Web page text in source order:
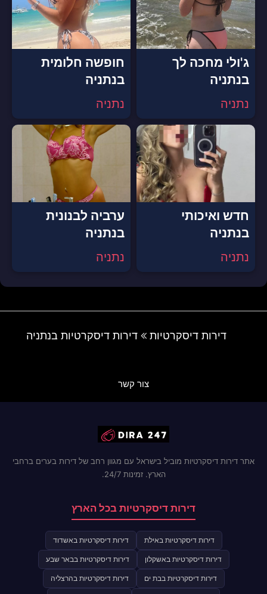
ג'ולי מחכה לך
בנתניה
נתניה
חופשה חלומית
בנתניה
נתניה
חדש ואיכותי
בנתניה
נתניה
ערביה לבנונית
בנתניה
נתניה
דירות דיסקרטיות דירות דיסקרטיות בנתניה
צור קשר
אתר דירות דיסקרטיות מוביל בישראל עם מגוון רחב של דירות בערים ברחבי
הארץ. זמינות 24/7.
דירות דיסקרטיות בכל הארץ
דירות דיסקרטיות באילת דירות דיסקרטיות באשדוד
דירות דיסקרטיות באשקלון דירות דיסקרטיות בבאר שבע
דירות דיסקרטיות בבת ים דירות דיסקרטיות בהרצליה